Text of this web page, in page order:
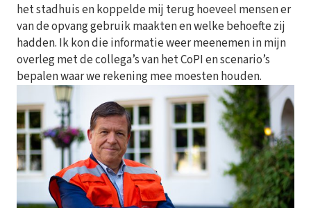
het stadhuis en koppelde mij terug hoeveel mensen er
van de opvang gebruik maakten en welke behoefte zij
hadden. Ik kon die informatie weer meenemen in mijn
overleg met de collega’s van het CoPI en scenario’s
bepalen waar we rekening mee moesten houden.